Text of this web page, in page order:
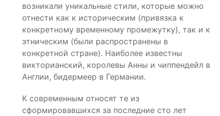
возникали уникальные стили, которые можно
отнести как к историческим (привязка к
конкретному временному промежутку), так и к
этническим (были распространены в
конкретной стране). Наиболее известны
викторианский, королевы Анны и чиппендейл в
Англии, бидермеер в Германии.
К современным относят те из
сформировавшихся за последние сто лет